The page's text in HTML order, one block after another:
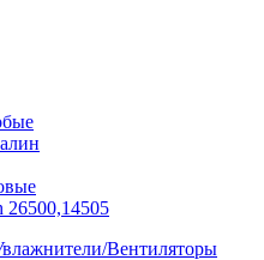
Вентиляторы